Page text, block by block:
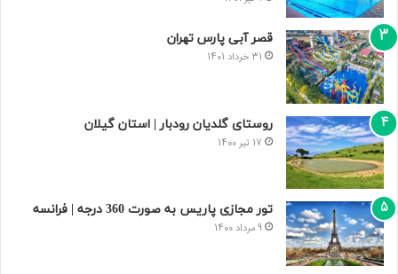
قصر آبی پارس تهران
31 خرداد 1401
روستای گلدیان رودبار | استان گیلان
17 تیر 1400
تور مجازی پاریس به صورت 360 درجه | فرانسه
9 مرداد 1400